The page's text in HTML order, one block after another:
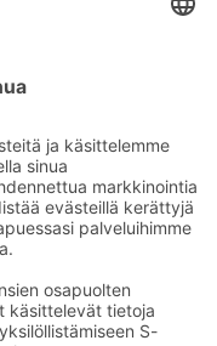
saunoista ja
voit nauttia
Lue lisää
Hotels uutiskirje